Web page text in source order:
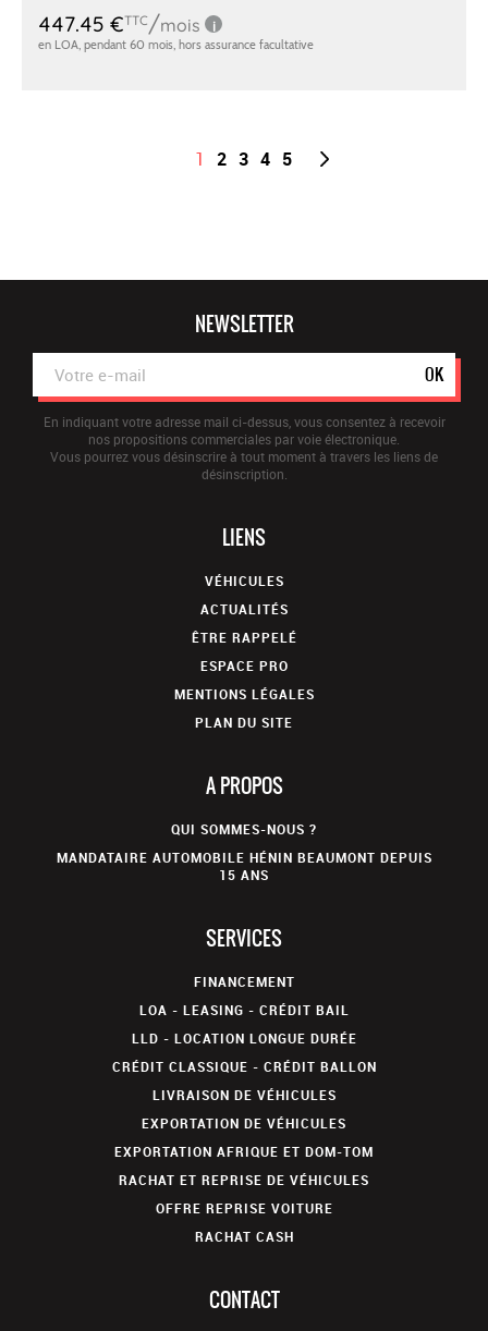
1 2 3 4 5
NEWSLETTER
OK
En indiquant votre adresse mail ci-dessus, vous consentez à recevoir
nos propositions commerciales par voie électronique.
Vous pourrez vous désinscrire à tout moment à travers les liens de
désinscription.
LIENS
VÉHICULES
ACTUALITÉS
ÊTRE RAPPELÉ
ESPACE PRO
MENTIONS LÉGALES
PLAN DU SITE
A PROPOS
QUI SOMMES-NOUS ?
MANDATAIRE AUTOMOBILE HÉNIN BEAUMONT DEPUIS
15 ANS
SERVICES
FINANCEMENT
LOA - LEASING - CRÉDIT BAIL
LLD - LOCATION LONGUE DURÉE
CRÉDIT CLASSIQUE - CRÉDIT BALLON
LIVRAISON DE VÉHICULES
EXPORTATION DE VÉHICULES
EXPORTATION AFRIQUE ET DOM-TOM
RACHAT ET REPRISE DE VÉHICULES
OFFRE REPRISE VOITURE
RACHAT CASH
CONTACT